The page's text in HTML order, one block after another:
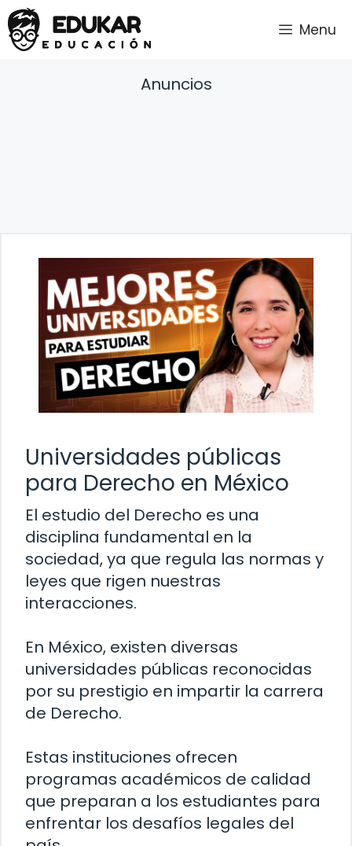
Saltar
al
contenido
Menu
Anuncios
Universidades públicas
para Derecho en México
El estudio del Derecho es una
disciplina fundamental en la
sociedad, ya que regula las normas y
leyes que rigen nuestras
interacciones.
En México, existen diversas
universidades públicas reconocidas
por su prestigio en impartir la carrera
de Derecho.
Estas instituciones ofrecen
programas académicos de calidad
que preparan a los estudiantes para
enfrentar los desafíos legales del